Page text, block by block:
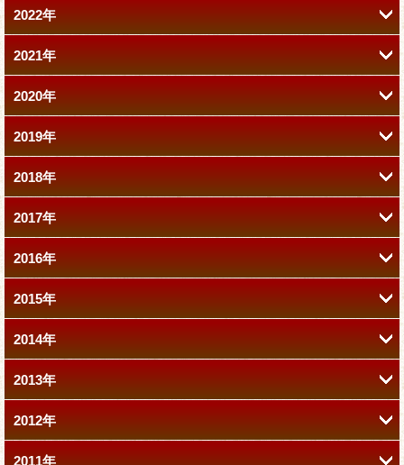
3月 (1)
2月 (1)
10月 (1)
9月 (1)
8月 (1)
7月 (1)
6月 (1)
5月 (1)
4月 (1)
3月 (1)
2月 (1)
1月 (1)
9月 (2)
7月 (1)
6月 (2)
5月 (1)
3月 (2)
2月 (1)
1月 (1)
12月 (1)
11月 (1)
10月 (1)
9月 (1)
8月 (1)
7月 (1)
6月 (1)
5月 (1)
4月 (1)
3月 (1)
2月 (3)
2022年
12月 (2)
11月 (1)
10月 (1)
9月 (1)
8月 (1)
7月 (1)
6月 (1)
4月 (2)
2月 (1)
1月 (2)
2021年
11月 (1)
10月 (2)
9月 (1)
8月 (1)
7月 (1)
6月 (1)
5月 (1)
4月 (1)
2月 (1)
2020年
12月 (1)
11月 (2)
10月 (1)
9月 (1)
8月 (1)
7月 (1)
5月 (2)
4月 (2)
2019年
12月 (2)
11月 (1)
10月 (1)
8月 (2)
6月 (2)
4月 (1)
3月 (2)
2018年
12月 (2)
11月 (1)
9月 (2)
7月 (2)
6月 (1)
5月 (1)
2017年
12月 (1)
11月 (2)
9月 (1)
8月 (2)
7月 (1)
2016年
12月 (2)
10月 (1)
9月 (2)
7月 (2)
2015年
12月 (2)
10月 (2)
9月 (1)
2014年
12月 (2)
11月 (1)
2013年
12月 (1)
2012年
12月 (1)
2011年